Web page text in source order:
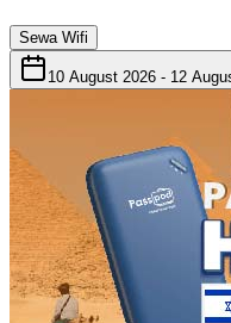
Sewa Wifi
10 August 2026 - 12